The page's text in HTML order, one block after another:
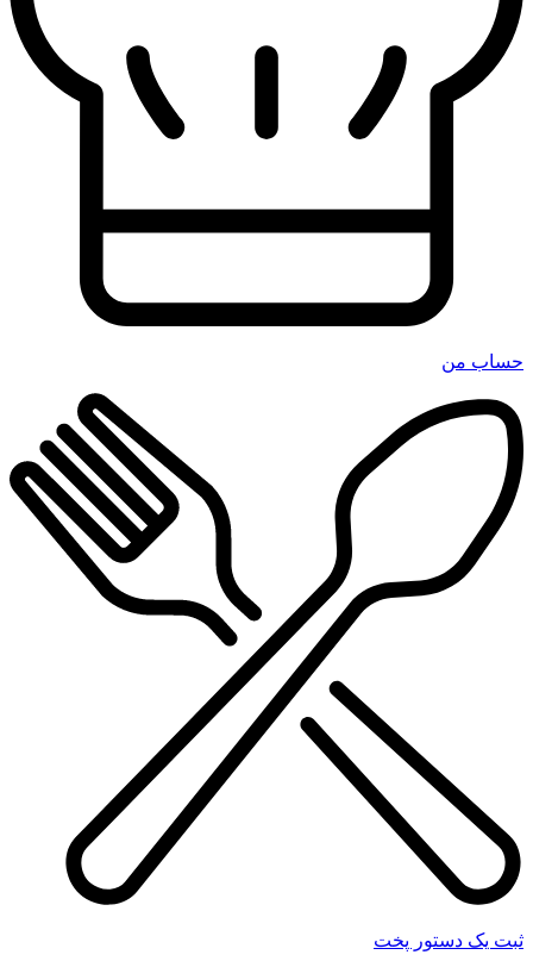
حساب من
ثبت یک دستور پخت